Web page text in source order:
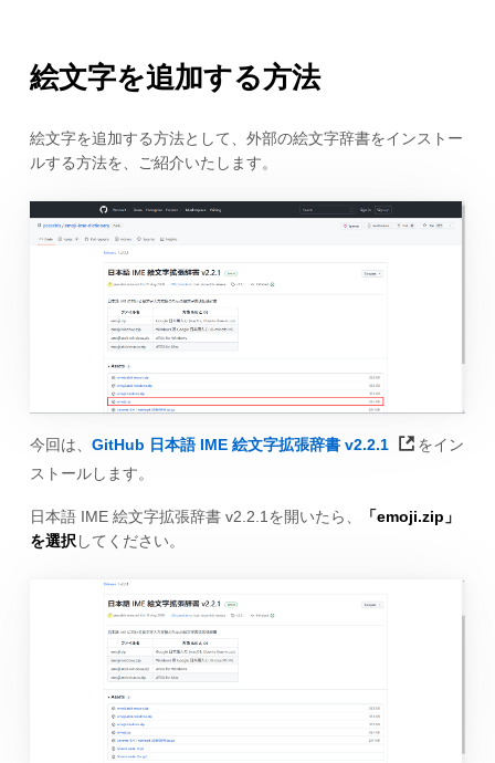
絵文字を追加する方法
絵文字を追加する方法として、外部の絵文字辞書をインストー
ルする方法を、ご紹介いたします。
今回は、 GitHub 日本語 IME 絵文字拡張辞書 v2.2.1
をイン
ストールします。
日本語 IME 絵文字拡張辞書 v2.2.1を開いたら、
「emoji.zip」
を選択 してください。